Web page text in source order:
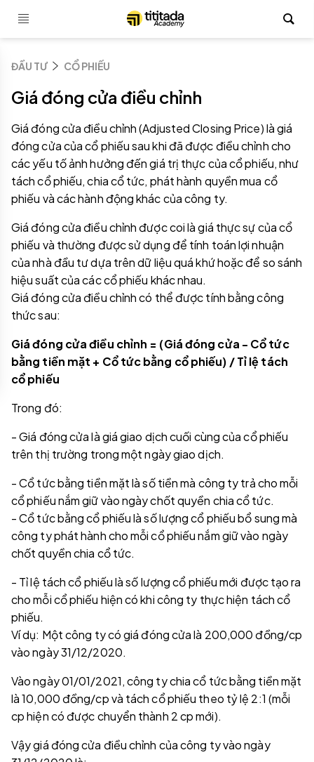
ĐẦU TƯ CỔ PHIẾU
Giá đóng cửa điều chỉnh
Giá đóng cửa điều chỉnh (Adjusted Closing Price) là giá
đóng cửa của cổ phiếu sau khi đã được điều chỉnh cho
các yếu tố ảnh hưởng đến giá trị thực của cổ phiếu, như
tách cổ phiếu, chia cổ tức, phát hành quyền mua cổ
phiếu và các hành động khác của công ty.
Giá đóng cửa điều chỉnh được coi là giá thực sự của cổ
phiếu và thường được sử dụng để tính toán lợi nhuận
của nhà đầu tư dựa trên dữ liệu quá khứ hoặc để so sánh
hiệu suất của các cổ phiếu khác nhau.
Giá đóng cửa điều chỉnh có thể được tính bằng công
thức sau:
Giá đóng cửa điều chỉnh = (Giá đóng cửa - Cổ tức
bằng tiền mặt + Cổ tức bằng cổ phiếu) / Tỉ lệ tách
cổ phiếu
Trong đó:
- Giá đóng cửa là giá giao dịch cuối cùng của cổ phiếu
trên thị trường trong một ngày giao dịch.
- Cổ tức bằng tiền mặt là số tiền mà công ty trả cho mỗi
cổ phiếu nắm giữ vào ngày chốt quyền chia cổ tức.
- Cổ tức bằng cổ phiếu là số lượng cổ phiếu bổ sung mà
công ty phát hành cho mỗi cổ phiếu nắm giữ vào ngày
chốt quyền chia cổ tức.
- Tỉ lệ tách cổ phiếu là số lượng cổ phiếu mới được tạo ra
cho mỗi cổ phiếu hiện có khi công ty thực hiện tách cổ
phiếu.
Ví dụ: Một công ty có giá đóng cửa là 200,000 đồng/cp
vào ngày 31/12/2020.
Vào ngày 01/01/2021, công ty chia cổ tức bằng tiền mặt
là 10,000 đồng/cp và tách cổ phiếu theo tỷ lệ 2:1 (mỗi
cp hiện có được chuyển thành 2 cp mới).
Vậy giá đóng cửa điều chỉnh của công ty vào ngày